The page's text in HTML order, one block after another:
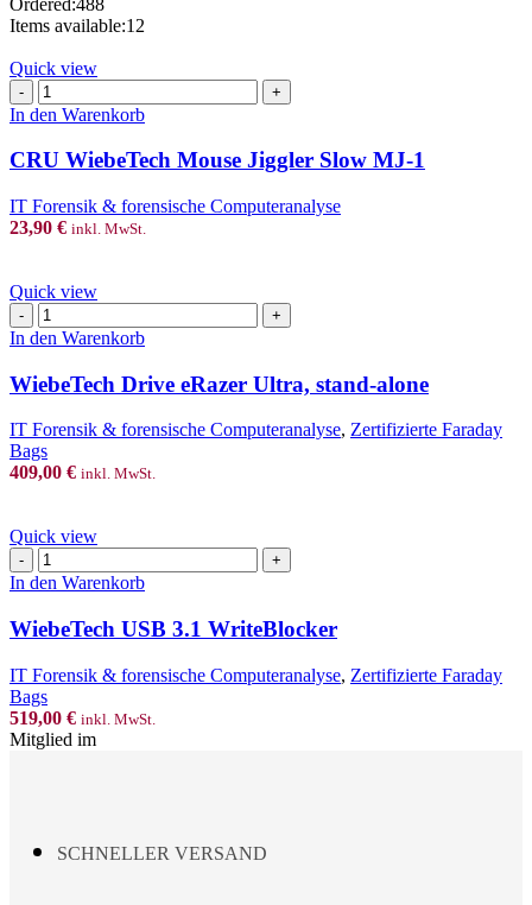
on
the
Items available:12
Quick view
CRU
WiebeTech
Jiggler
Slow
MJ-
1
Menge
In den Warenkorb
CRU WiebeTech Mouse Jiggler Slow MJ-1
IT Forensik & forensische Computeranalyse
23,90 € inkl. MwSt.
Quick view
WiebeTech
Drive
Ultra,
stand-
alone
Menge
In den Warenkorb
WiebeTech Drive eRazer Ultra, stand-alone
IT Forensik & forensische Computeranalyse, Zertifizierte Faraday
Bags
409,00 € inkl. MwSt.
Quick view
WiebeTech
USB
WriteBlocker
Menge
In den Warenkorb
WiebeTech USB 3.1 WriteBlocker
IT Forensik & forensische Computeranalyse, Zertifizierte Faraday
Bags
519,00 € inkl. MwSt.
Mitglied im
SCHNELLER VERSAND